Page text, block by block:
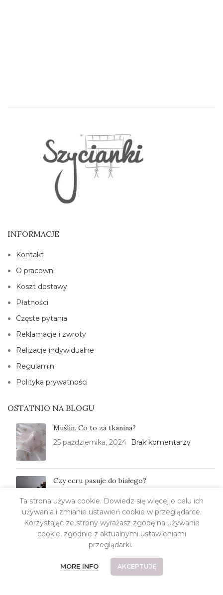
INFORMACJE
Kontakt
O pracowni
Koszt dostawy
Płatności
Częste pytania
Reklamacje i zwroty
Relizacje indywidualne
Regulamin
Polityka prywatności
OSTATNIO NA BLOGU
Muślin. Co to za tkanina?
25 października, 2024
Brak komentarzy
Czy ecru pasuje do białego?
Ta strona używa cookie. Dowiedz się więcej o celu ich
używania i zmianie ustawień cookie w przeglądarce.
Korzystając ze strony wyrażasz zgodę na używanie
cookie, zgodnie z aktualnymi ustawieniami
przeglądarki.
MORE INFO AKCEPTUJĘ